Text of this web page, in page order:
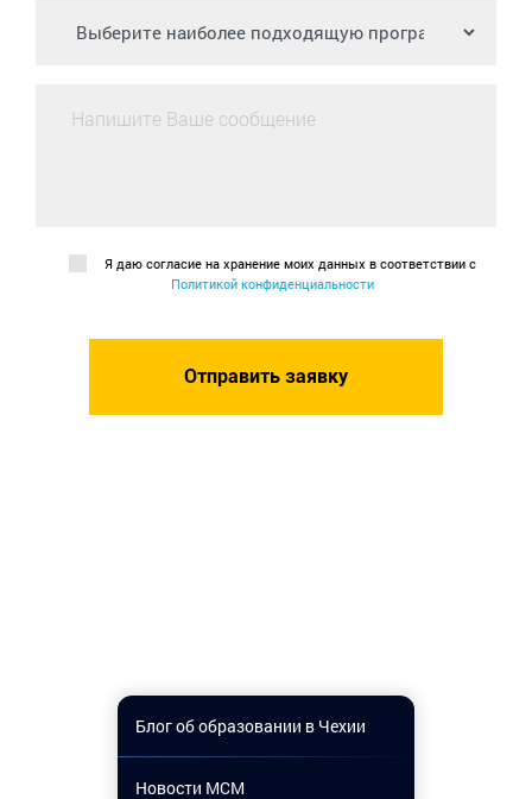
Блог об образовании в Чехии
Новости МСМ
Я даю согласие на хранение моих данных в соответствии с
Политикой конфиденциальности